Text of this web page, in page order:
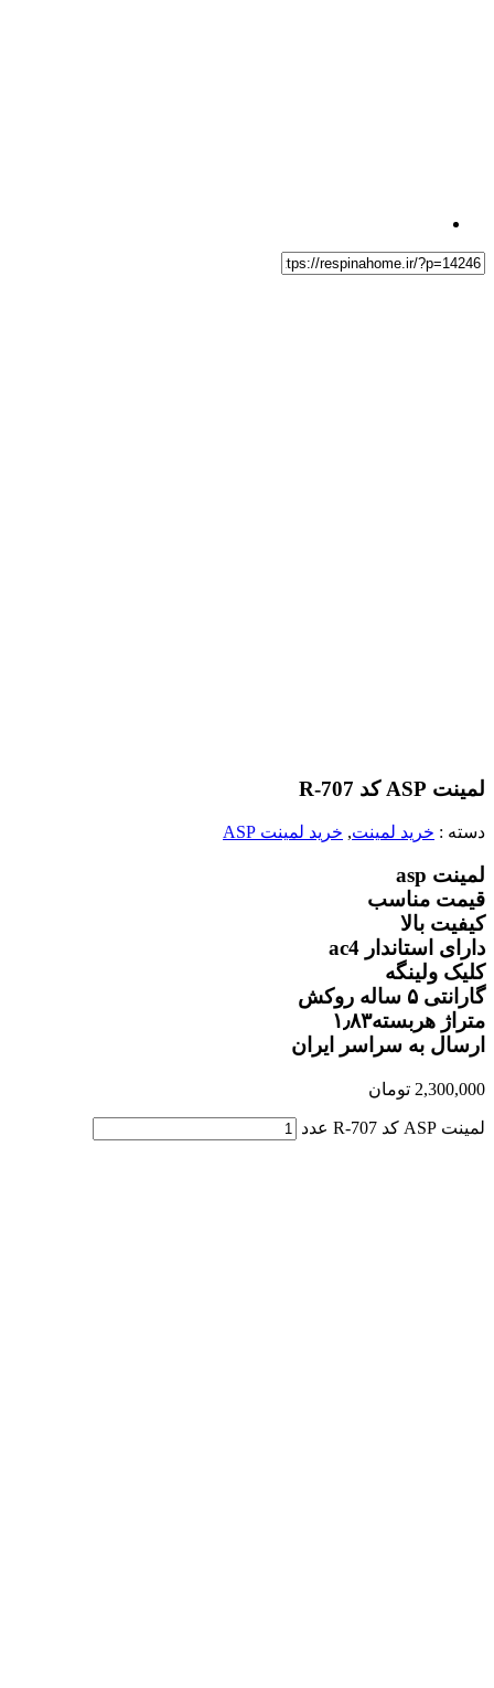
لمینت ASP کد R-707
دسته : خرید لمینت, خرید لمینت ASP
لمینت asp
قیمت مناسب
کیفیت بالا
دارای استاندار ac4
کلیک ولینگه
گارانتی ۵ ساله روکش
متراژ هربسته۱٫۸۳
ارسال به سراسر ایران
2,300,000 تومان
لمینت ASP کد R-707 عدد